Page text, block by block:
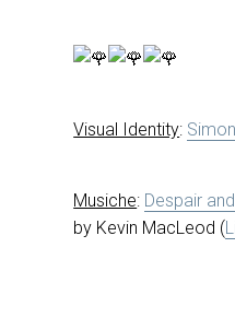
Visual Identity:
Musiche: Despair
by Kevin MacLeod (